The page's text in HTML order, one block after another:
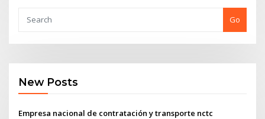
Go
New Posts
Empresa nacional de contratación y transporte nctc